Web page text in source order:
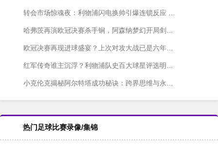
转会市场惊魂夜：利物浦闪电换帅引爆连锁反应 巴萨米兰各显神通
哈弗茨再演欧冠决赛杀手锏，阿森纳梦幻开局剑指大耳朵杯
欧冠决赛再现进球盛宴？上次对攻大战已是六年前皇马力克利物浦
红军传奇谁主沉浮？利物浦队史百大球星评选明日启动
小克伦克揭秘阿尔特塔成功秘诀：跨界思维与永不言弃的斗魂
热门足球比赛录像/集锦